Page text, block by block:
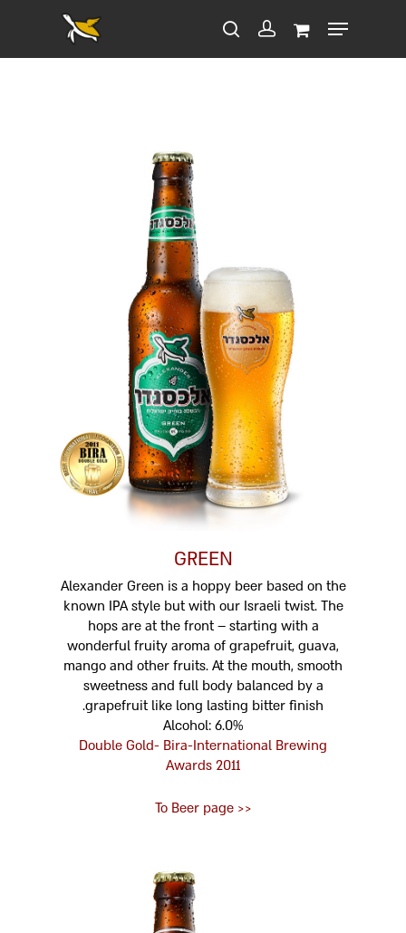
GREEN
Alexander Green is a hoppy beer based on the
known IPA style but with our Israeli twist. The
hops are at the front – starting with a
wonderful fruity aroma of grapefruit, guava,
mango and other fruits. At the mouth, smooth
sweetness and full body balanced by a
grapefruit like long lasting bitter finish.
Alcohol: 6.0%
Double Gold- Bira-International Brewing
Awards 2011
<< To Beer page